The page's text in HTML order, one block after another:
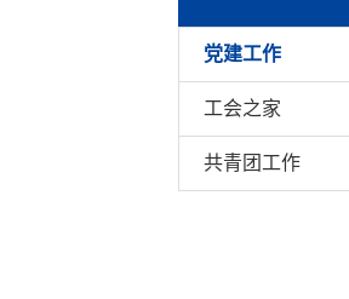
党建工作
工会之家
共青团工作